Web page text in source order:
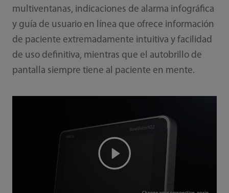
multiventanas, indicaciones de alarma infográfica
y guía de usuario en línea que ofrece información
de paciente extremadamente intuitiva y facilidad
de uso definitiva, mientras que el autobrillo de
pantalla siempre tiene al paciente en mente.